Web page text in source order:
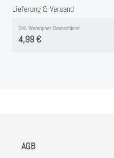
Kranzliebe
Lieferung & Versand
DHL Warenpost Deutschland
4,99 €
AGB